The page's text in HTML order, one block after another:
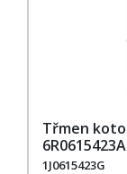
Třmen
6R0615423A
1J0615423G